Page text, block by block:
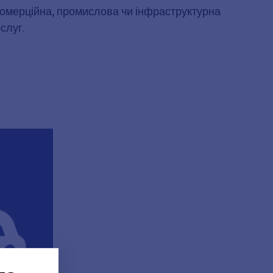
промислова чи інфраструктурна